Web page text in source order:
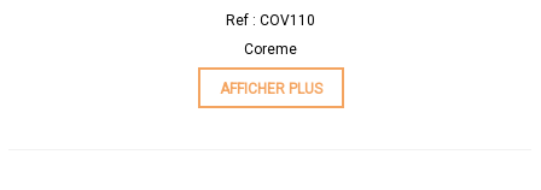
Ref : COV110
Coreme
AFFICHER PLUS